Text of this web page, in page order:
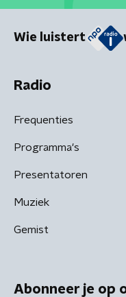
Wie luistert
Radio
Frequenties
Programma's
Presentatoren
Muziek
Gemist
Abonneer je op